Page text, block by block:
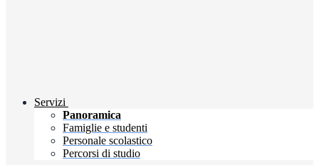
Servizi
Panoramica
Famiglie e studenti
Personale scolastico
Percorsi di studio